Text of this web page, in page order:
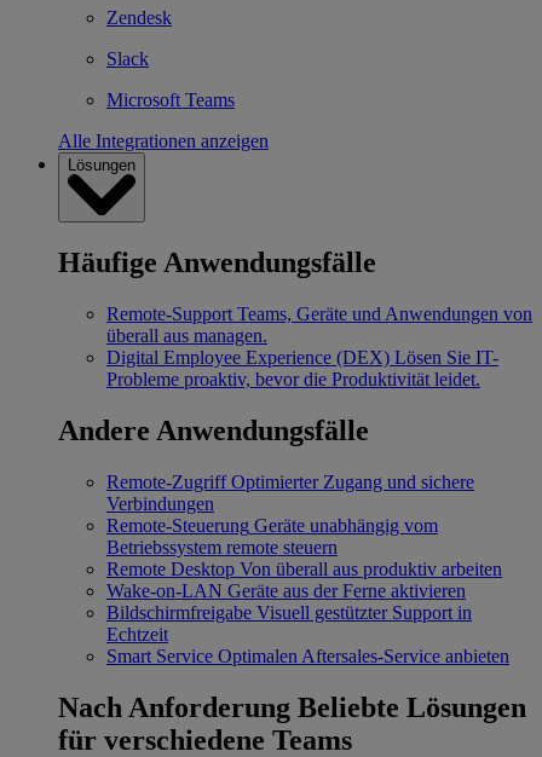
Zendesk
Slack
Microsoft Teams
Alle Integrationen anzeigen
Lösungen
Häufige Anwendungsfälle
Remote-Support Teams, Geräte und Anwendungen von
überall aus managen.
Digital Employee Experience (DEX) Lösen Sie IT-
Probleme proaktiv, bevor die Produktivität leidet.
Andere Anwendungsfälle
Remote-Zugriff Optimierter Zugang und sichere
Verbindungen
Remote-Steuerung Geräte unabhängig vom
Betriebssystem remote steuern
Remote Desktop Von überall aus produktiv arbeiten
Wake-on-LAN Geräte aus der Ferne aktivieren
Bildschirmfreigabe Visuell gestützter Support in
Echtzeit
Smart Service Optimalen Aftersales-Service anbieten
Nach Anforderung Beliebte Lösungen
für verschiedene Teams